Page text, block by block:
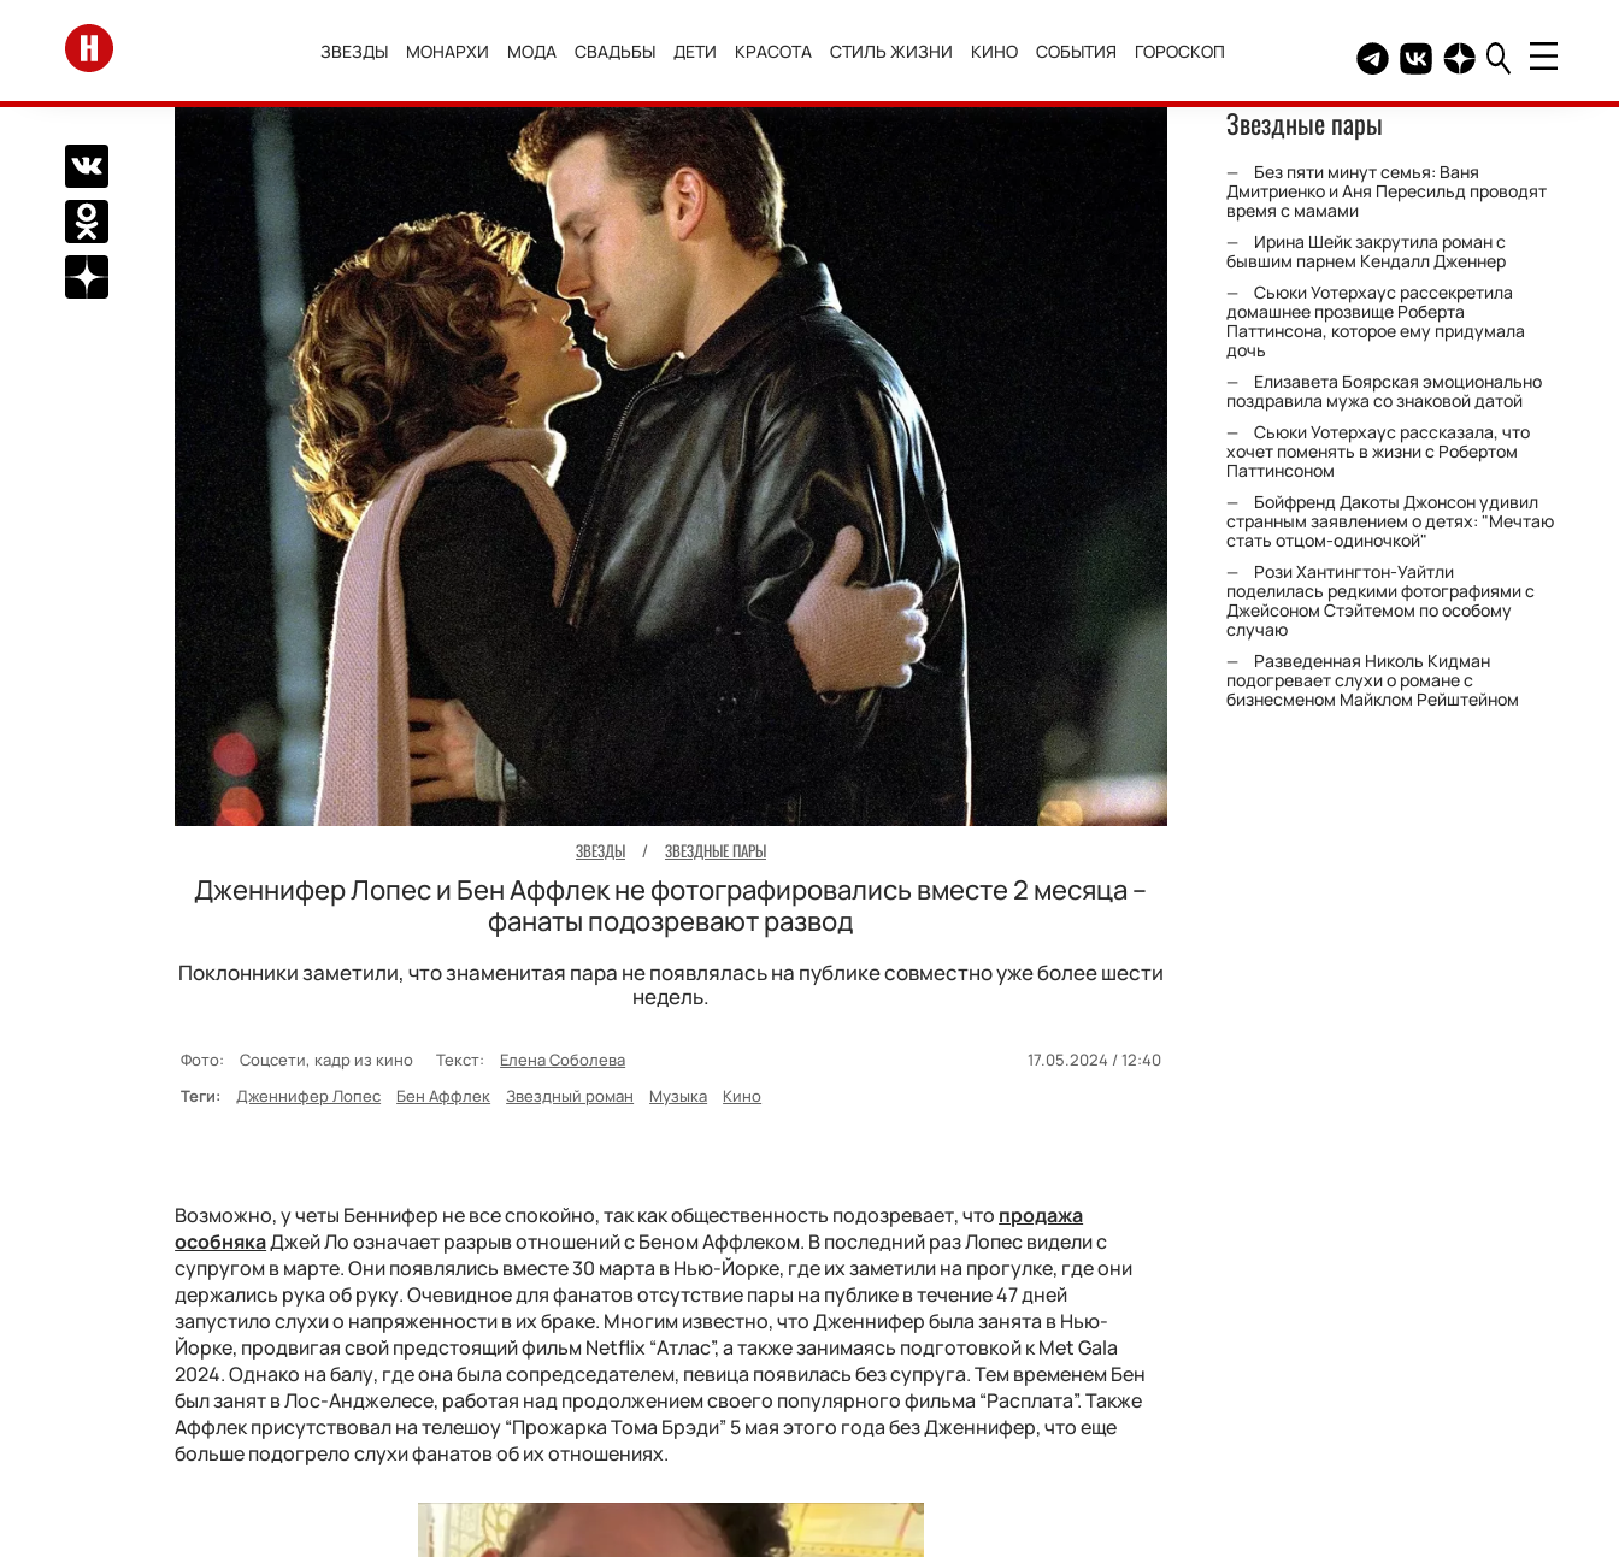
Перейти на главную
ЗВЕЗДЫ МОНАРХИ МОДА СВАДЬБЫ ДЕТИ КРАСОТА СТИЛЬ ЖИЗНИ КИНО СОБЫТИЯ ГОРОСКОП Telegram канал HELLO
Группа HELLO
Канал HELLO в
Поделиться Вконтакте
Поделиться в Одноклассниках
Подписаться на нас в Дзен
ЗВЕЗДЫ / ЗВЕЗДНЫЕ ПАРЫ
Дженнифер Лопес и Бен Аффлек не фотографировались вместе 2 месяца –
фанаты подозревают развод
Поклонники заметили, что знаменитая пара не появлялась на публике совместно уже более шести
недель.
Фото: Соцсети, кадр из кино Текст: Елена Соболева
17.05.2024 / 12:40
Теги:
Дженнифер Лопес Бен Аффлек Звездный роман Музыка Кино
Возможно, у четы Беннифер не все спокойно, так как общественность подозревает, что продажа
особнякаДжей Ло означает разрыв отношений с Беном Аффлеком. В последний раз Лопес видели с
супругом в марте. Они появлялись вместе 30 марта в Нью-Йорке, где их заметили на прогулке, где они
держались рука об руку. Очевидное для фанатов отсутствие пары на публике в течение 47 дней
запустило слухи о напряженности в их браке. Многим известно, что Дженнифер была занята в Нью-
Йорке, продвигая свой предстоящий фильм Netflix “Атлас”, а также занимаясь подготовкой к Met Gala
2024. Однако на балу, где она была сопредседателем, певица появилась без супруга. Тем временем Бен
был занят в Лос-Анджелесе, работая над продолжением своего популярного фильма “Расплата”. Также
Аффлек присутствовал на телешоу “Прожарка Тома Брэди” 5 мая этого года без Дженнифер, что еще
больше подогрело слухи фанатов об их отношениях.
Звездные пары
Без пяти минут семья: Ваня
Дмитриенко и Аня Пересильд проводят
время с мамами
Ирина Шейк закрутила роман с
бывшим парнем Кендалл Дженнер
Сьюки Уотерхаус рассекретила
домашнее прозвище Роберта
Паттинсона, которое ему придумала
дочь
Елизавета Боярская эмоционально
поздравила мужа со знаковой датой
Сьюки Уотерхаус рассказала, что
хочет поменять в жизни с Робертом
Паттинсоном
Бойфренд Дакоты Джонсон удивил
странным заявлением о детях: "Мечтаю
стать отцом-одиночкой"
Рози Хантингтон-Уайтли
поделилась редкими фотографиями с
Джейсоном Стэйтемом по особому
случаю
Разведенная Николь Кидман
подогревает слухи о романе с
бизнесменом Майклом Рейштейном